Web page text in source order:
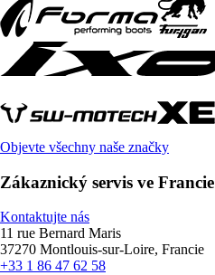
Objevte všechny naše značky
Zákaznický servis ve Francie
Kontaktujte nás
11 rue Bernard Maris
37270 Montlouis-sur-Loire, Francie
+33 1 86 47 62 58